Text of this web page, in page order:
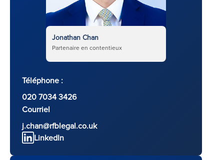
Jonathan Chan
Partenaire en contentieux
Téléphone :
020 7034 3426
Courriel
j.chan@rfblegal.co.uk
LinkedIn